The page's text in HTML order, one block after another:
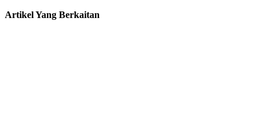
Artikel Yang Berkaitan